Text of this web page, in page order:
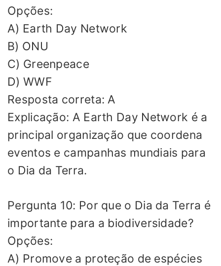
Opções:
A) Earth Day Network
B) ONU
C) Greenpeace
D) WWF
Resposta correta: A
Explicação: A Earth Day Network é a
principal organização que coordena
eventos e campanhas mundiais para
o Dia da Terra.
Pergunta 10: Por que o Dia da Terra é
importante para a biodiversidade?
Opções:
A) Promove a proteção de espécies